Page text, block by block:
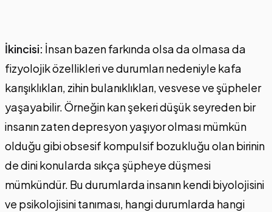
İkincisi: İnsan bazen farkında olsa da olmasa da
fizyolojik özellikleri ve durumları nedeniyle kafa
karışıklıkları, zihin bulanıklıkları, vesvese ve şüpheler
yaşayabilir. Örneğin kan şekeri düşük seyreden bir
insanın zaten depresyon yaşıyor olması mümkün
olduğu gibi obsesif kompulsif bozukluğu olan birinin
de dini konularda sıkça şüpheye düşmesi
mümkündür. Bu durumlarda insanın kendi biyolojisini
ve psikolojisini tanıması, hangi durumlarda hangi